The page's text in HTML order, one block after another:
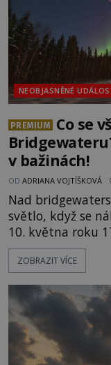
NEOBJASNĚNÉ
PREMIUM
Co se
v bažinách!
OD ADRIANA VOJTÍŠKOVÁ
Nad
světlo, když se
10. května roku
dojde k vůbec
přeletu UFO. Podle záznamů vyzařuje takové
jen o nějaký
právě vznáší
ZOBRAZIT VÍCE